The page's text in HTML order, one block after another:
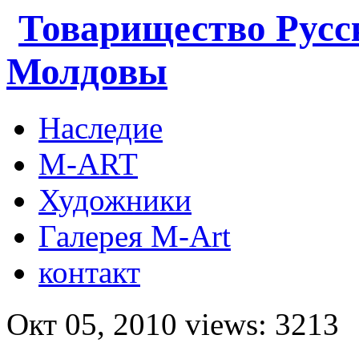
Товарищество
Молдовы
Наследие
M-ART
Художники
Галерея M-Art
контакт
Окт 05, 2010 views: 3213